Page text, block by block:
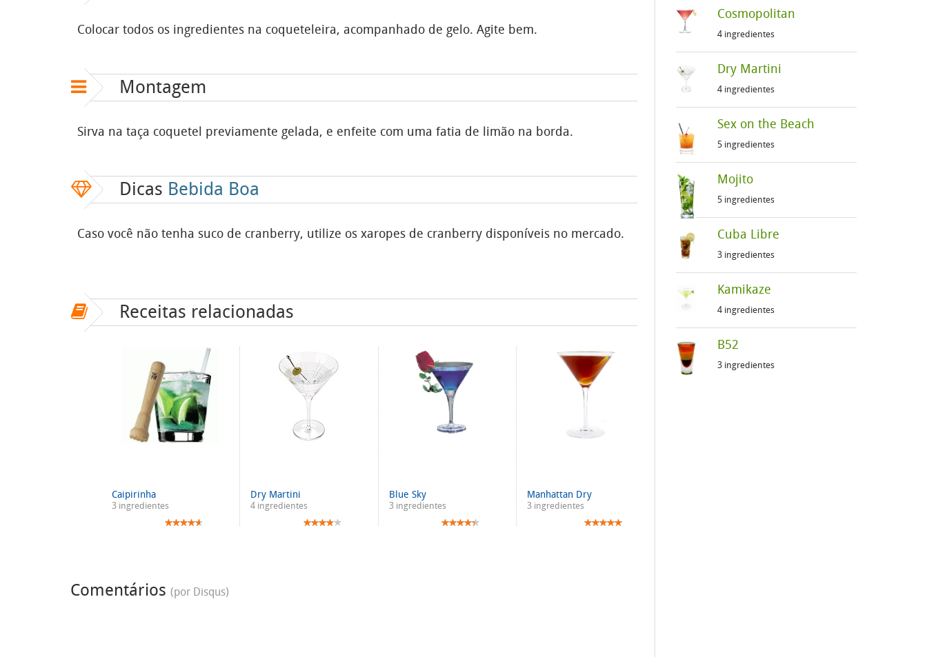
Colocar todos os ingredientes na coqueteleira, acompanhado de gelo. Agite bem.
Montagem
Sirva na taça coquetel previamente gelada, e enfeite com uma fatia de limão na borda.
Dicas Bebida Boa
Caso você não tenha suco de cranberry, utilize os xaropes de cranberry disponíveis no mercado.
Receitas relacionadas
Caipirinha
3 ingredientes
Dry Martini
4 ingredientes
Blue Sky
3 ingredientes
Manhattan Dry
3 ingredientes
Comentários (por Disqus)
Cosmopolitan
4 ingredientes
Dry Martini
4 ingredientes
Sex on the Beach
5 ingredientes
Mojito
5 ingredientes
Cuba Libre
3 ingredientes
Kamikaze
4 ingredientes
B52
3 ingredientes